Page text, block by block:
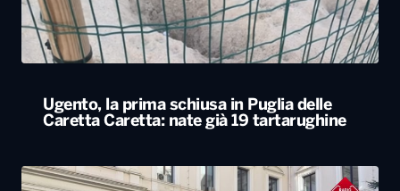
Ugento, la prima schiusa in Puglia delle
Caretta Caretta: nate già 19 tartarughine